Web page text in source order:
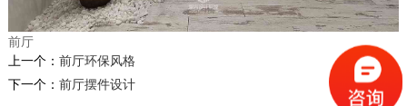
前厅
上一个： 前厅环保风格
下一个： 前厅摆件设计
2018-06-28
工业厂房装修
深圳东森装饰公司拥有一级的设计师团队和经验
丰富的施工队伍。我们的设计师团队有着多年的